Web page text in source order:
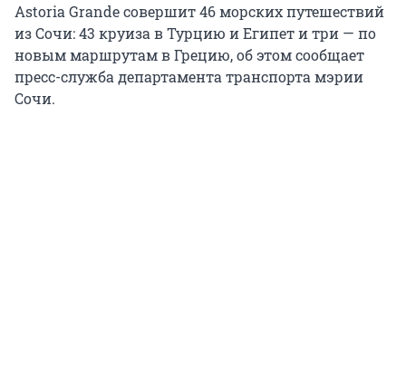
Astoria Grande совершит 46 морских путешествий
из Сочи: 43 круиза в Турцию и Египет и три — по
новым маршрутам в Грецию, об этом сообщает
пресс-служба департамента транспорта мэрии
Сочи.